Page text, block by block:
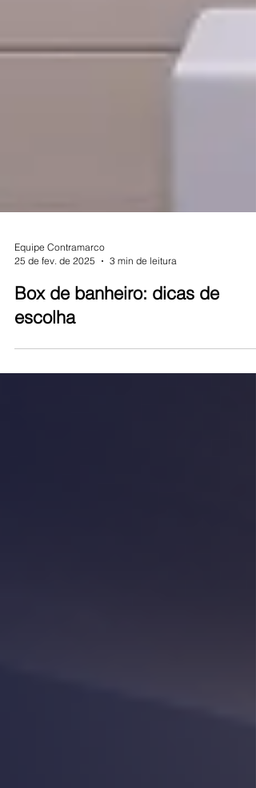
25 de fev. de 2025
3 min de leitura
Box de banheiro: dicas de
escolha